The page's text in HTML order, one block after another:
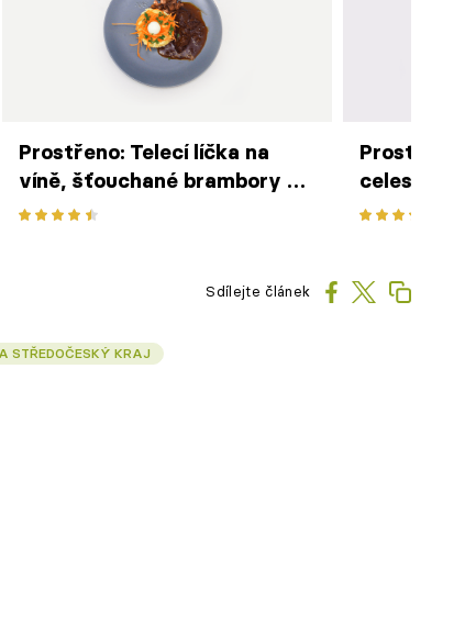
Prostřeno: Telecí líčka na
víně, šťouchané brambory se
slaninou a křepelčí hnízdo s
Prostřeno:
Sdílejte článek
STŘEDOČESKÝ KRAJ